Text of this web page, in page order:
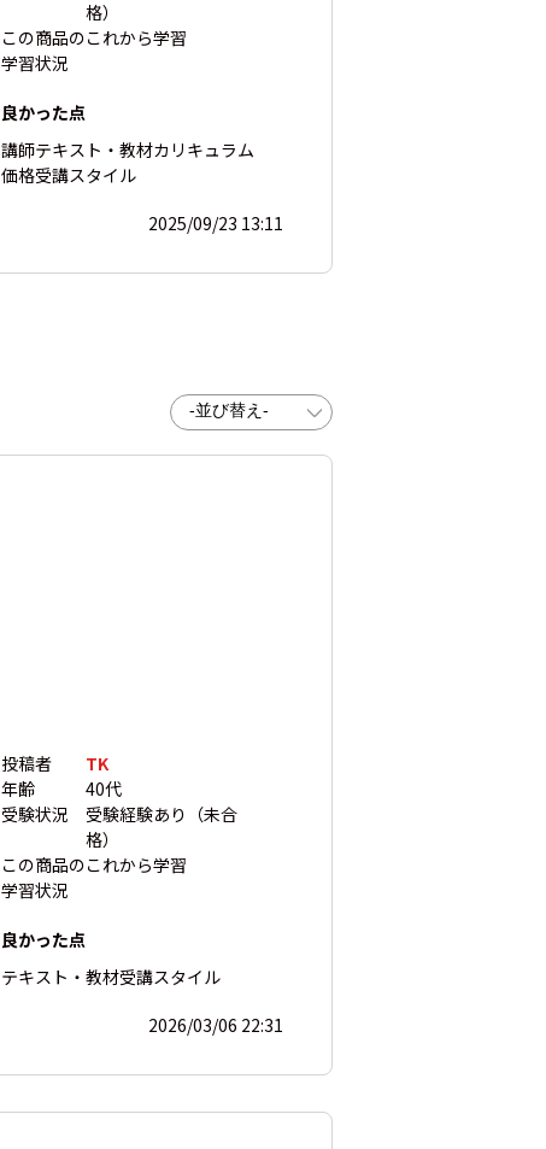
格）
この商品の
学習状況
これから学習
良かった点
講師テキスト・教材カリキュラム
価格受講スタイル
2025/09/23 13:11
投稿者
TK
年齢
40代
受験状況
受験経験あり（未合
格）
この商品の
学習状況
これから学習
良かった点
テキスト・教材受講スタイル
2026/03/06 22:31